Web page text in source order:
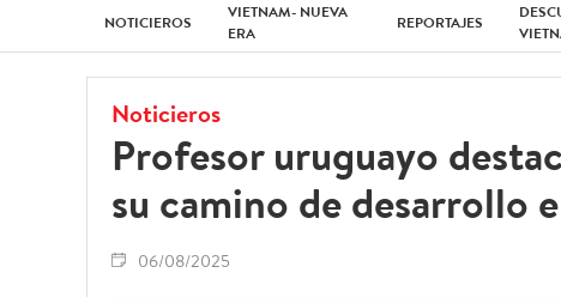
NOTICIEROS
VIETNAM- NUEVA
ERA
REPORTAJES
Noticieros
Profesor uruguayo
su camino de desarrollo
06/08/2025